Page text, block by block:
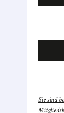
Sie sind